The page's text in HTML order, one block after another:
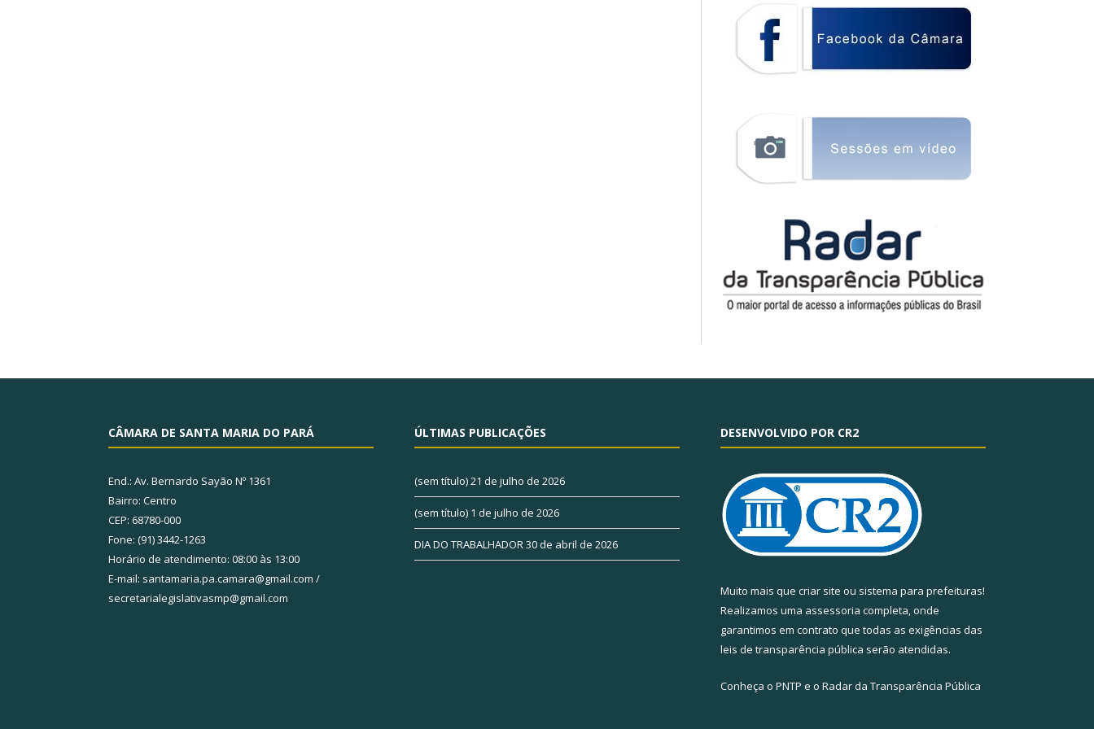
CÂMARA DE SANTA MARIA DO PARÁ
End.: Av. Bernardo Sayão Nº 1361
Bairro: Centro
CEP: 68780-000
Fone: (91) 3442-1263
Horário de atendimento: 08:00 às 13:00
E-mail: santamaria.pa.camara@gmail.com /
secretarialegislativasmp@gmail.com
ÚLTIMAS PUBLICAÇÕES
(sem título)21 de julho de 2026
(sem título) 1 de julho de 2026
DIA DO TRABALHADOR30 de abril de 2026
DESENVOLVIDO POR CR2
Muito mais que criar site ou sistema para prefeituras!
Realizamos uma assessoria completa, onde
garantimos em contrato que todas as exigências das
leis de transparência pública serão atendidas.
Conheça o PNTP e o Radar da Transparência Pública